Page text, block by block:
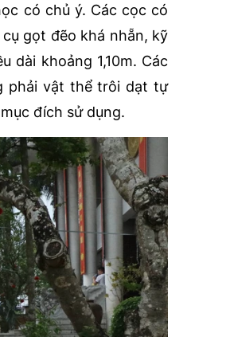
có chủ ý. Các cọc có
gọt đẽo khá nhẵn, kỹ
dài khoảng 1,10m. Các
phải vật thể trôi dạt tự
đích sử dụng.